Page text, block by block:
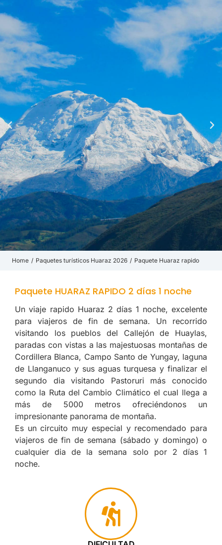
You are here:
Home Paquetes turísticos Huaraz 2026 Paquete Huaraz rapido
Paquete HUARAZ RAPIDO 2 días 1 noche
Un viaje rapido Huaraz 2 días 1 noche, excelente
para viajeros de fin de semana. Un recorrido
visitando los pueblos del Callejón de Huaylas,
paradas con vistas a las majestuosas montañas de
Cordillera Blanca, Campo Santo de Yungay, laguna
de Llanganuco y sus aguas turquesa y finalizar el
segundo dia visitando Pastoruri más conocido
como la Ruta del Cambio Climático el cual llega a
más de 5000 metros ofreciéndonos un
impresionante panorama de montaña.
Es un circuito muy especial y recomendado para
viajeros de fin de semana (sábado y domingo) o
cualquier dia de la semana solo por 2 días 1
noche.